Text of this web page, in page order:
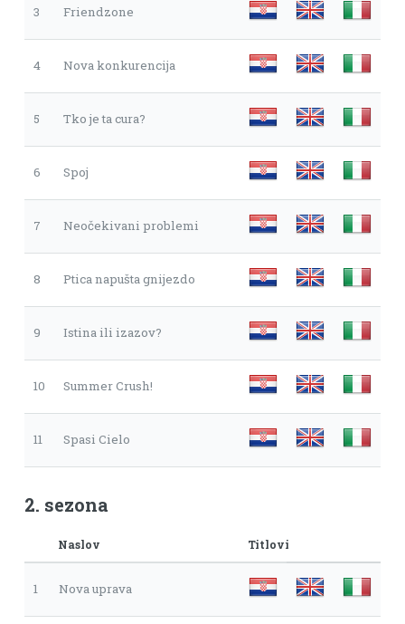
3 Friendzone
4 Nova konkurencija
5 Tko je ta cura?
6 Spoj
7 Neočekivani problemi
8 Ptica napušta gnijezdo
9 Istina ili izazov?
10 Summer Crush!
11 Spasi Cielo
2. sezona
Naslov Titlovi
1 Nova uprava